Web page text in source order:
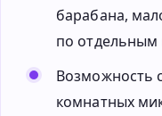
барабана,
по отдельным
Возможность
комнатных